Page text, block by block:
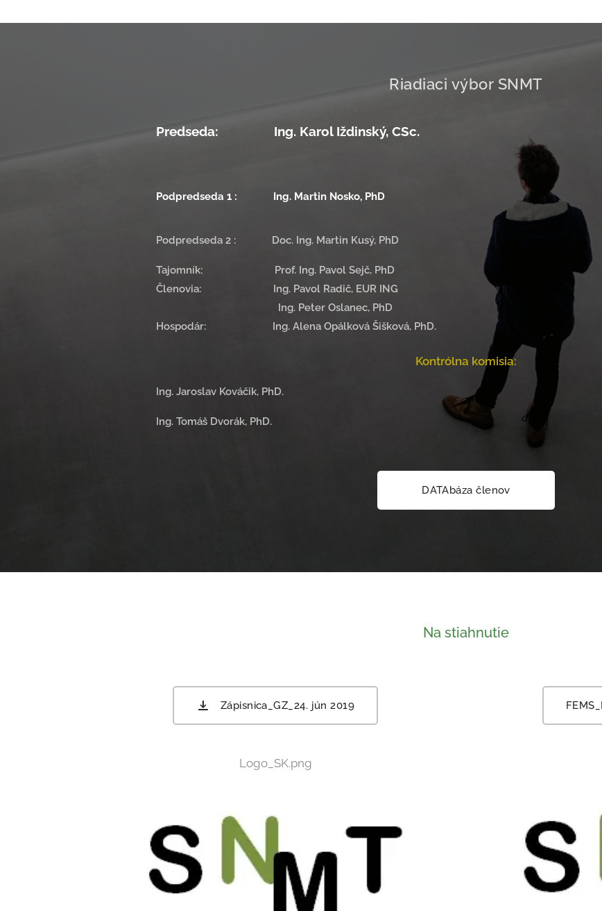
Riadiaci výbor SNMT
Predseda: Ing. Karol Iždinský, CSc.
Podpredseda 1 : Ing. Martin Nosko, PhD
Podpredseda 2 : Doc. Ing. Martin Kusý, PhD
Tajomník: Prof. Ing. Pavol Sejč, PhD
Členovia: Ing. Pavol Radič, EUR ING
Ing. Peter Oslanec, PhD
Hospodár: Ing. Alena Opálková Šišková, PhD.
Kontrólna komisia:
Ing. Jaroslav Kováčik, PhD.
Ing. Tomáš Dvorák, PhD.
DATAbáza členov
Na stiahnutie
Zápisnica_GZ_24. jún 2019
Logo_SK.png